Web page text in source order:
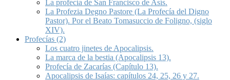
La profecía de San Francisco de Asís.
La Profezia Degno Pastore (La Profecía del Digno
Pastor). Por el Beato Tomasuccio de Foligno, (siglo
XIV).
Profecías (2)
Los cuatro jinetes de Apocalipsis.
La marca de la bestia (Apocalipsis 13).
Profecía de Zacarías (Capítulo 13).
Apocalipsis de Isaías: capítulos 24, 25, 26 y 27.